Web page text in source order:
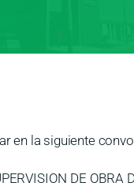
en la siguiente
DE